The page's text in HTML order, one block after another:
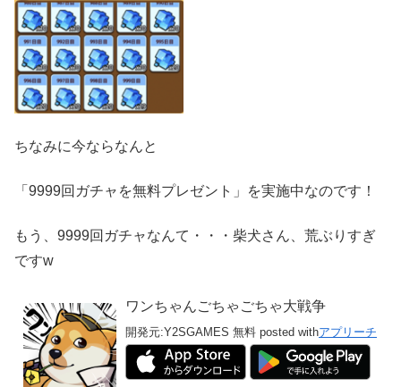
ちなみに今ならなんと
「9999回ガチャを無料プレゼント」を実施中なのです！
もう、9999回ガチャなんて・・・柴犬さん、荒ぶりすぎ
ですw
ワンちゃんごちゃごちゃ大戦争
開発元:Y2SGAMES 無料 posted withアプリーチ